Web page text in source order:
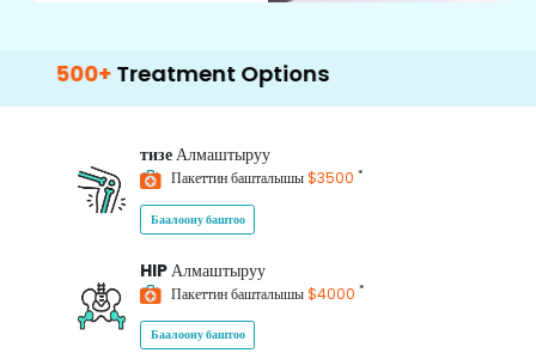
Treatment Options
тизеАлмаштыруу
Пакеттин башталышы$3500 *
Баалоону баштоо
HIPАлмаштыруу
Пакеттин башталышы$4000 *
Баалоону баштоо